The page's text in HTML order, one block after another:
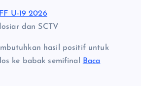
U-19 2026
dan SCTV
hasil positif untuk
ke babak semifinal
Baca